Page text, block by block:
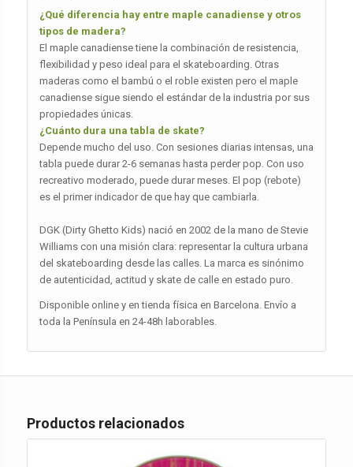
¿Qué diferencia hay entre maple canadiense y otros
tipos de madera?
El maple canadiense tiene la combinación de resistencia,
flexibilidad y peso ideal para el skateboarding. Otras
maderas como el bambú o el roble existen pero el maple
canadiense sigue siendo el estándar de la industria por sus
propiedades únicas.
¿Cuánto dura una tabla de skate?
Depende mucho del uso. Con sesiones diarias intensas, una
tabla puede durar 2-6 semanas hasta perder pop. Con uso
recreativo moderado, puede durar meses. El pop (rebote)
es el primer indicador de que hay que cambiarla.
DGK (Dirty Ghetto Kids) nació en 2002 de la mano de Stevie
Williams con una misión clara: representar la cultura urbana
del skateboarding desde las calles. La marca es sinónimo
de autenticidad, actitud y skate de calle en estado puro.
Disponible online y en tienda física en Barcelona. Envío a
toda la Península en 24-48h laborables.
Productos relacionados